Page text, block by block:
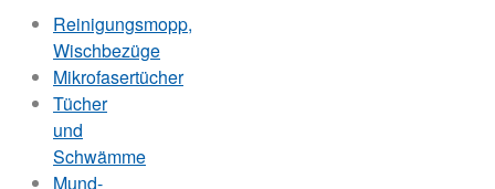
Reinigungsmopp,
Wischbezüge
Mikrofasertücher
Tücher
und
Schwämme
Mund-